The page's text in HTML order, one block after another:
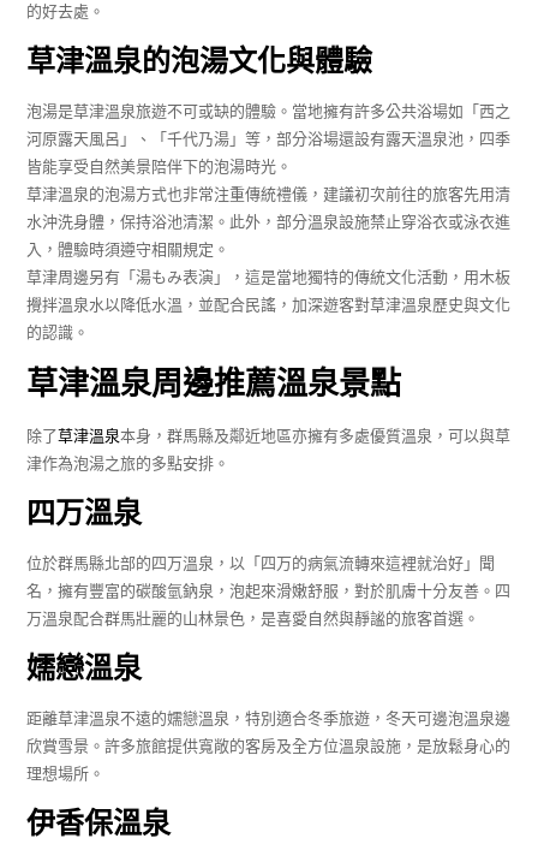
的好去處。
草津溫泉的泡湯文化與體驗
泡湯是草津溫泉旅遊不可或缺的體驗。當地擁有許多公共浴場如「西之
河原露天風呂」、「千代乃湯」等，部分浴場還設有露天溫泉池，四季
皆能享受自然美景陪伴下的泡湯時光。
草津溫泉的泡湯方式也非常注重傳統禮儀，建議初次前往的旅客先用清
水沖洗身體，保持浴池清潔。此外，部分溫泉設施禁止穿浴衣或泳衣進
入，體驗時須遵守相關規定。
草津周邊另有「湯もみ表演」，這是當地獨特的傳統文化活動，用木板
攪拌溫泉水以降低水溫，並配合民謠，加深遊客對草津溫泉歷史與文化
的認識。
草津溫泉周邊推薦溫泉景點
除了草津溫泉本身，群馬縣及鄰近地區亦擁有多處優質溫泉，可以與草
津作為泡湯之旅的多點安排。
四万溫泉
位於群馬縣北部的四万溫泉，以「四万的病氣流轉來這裡就治好」聞
名，擁有豐富的碳酸氫鈉泉，泡起來滑嫩舒服，對於肌膚十分友善。四
万溫泉配合群馬壯麗的山林景色，是喜愛自然與靜謐的旅客首選。
嬬戀溫泉
距離草津溫泉不遠的嬬戀溫泉，特別適合冬季旅遊，冬天可邊泡溫泉邊
欣賞雪景。許多旅館提供寬敞的客房及全方位溫泉設施，是放鬆身心的
理想場所。
伊香保溫泉